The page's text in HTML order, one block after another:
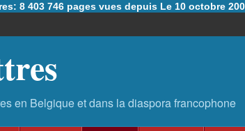
8 403 746 pages vues depuis Le 10 octobre